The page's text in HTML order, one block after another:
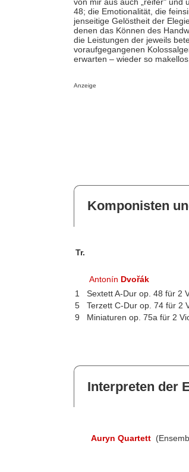
von mir aus auch „reifer" und
48; die Emotionalität, die
jenseitige Gelöstheit der
denen das Können des
die Leistungen der jeweils
voraufgegangenen
erwarten – wieder so
Anzeige
Komponisten
Tr.
Antonín Dvořák
1
Sextett A-Dur op. 48 für 2
5
Terzett C-Dur op. 74 für 2
9
Miniaturen op. 75a für 2
Interpreten der
Auryn Quartett